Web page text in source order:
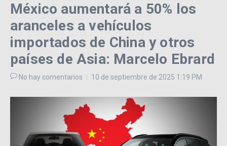
México aumentará a 50% los
aranceles a vehículos
importados de China y otros
países de Asia: Marcelo Ebrard
No hay comentarios 10 de septiembre de 2025 1:19 PM